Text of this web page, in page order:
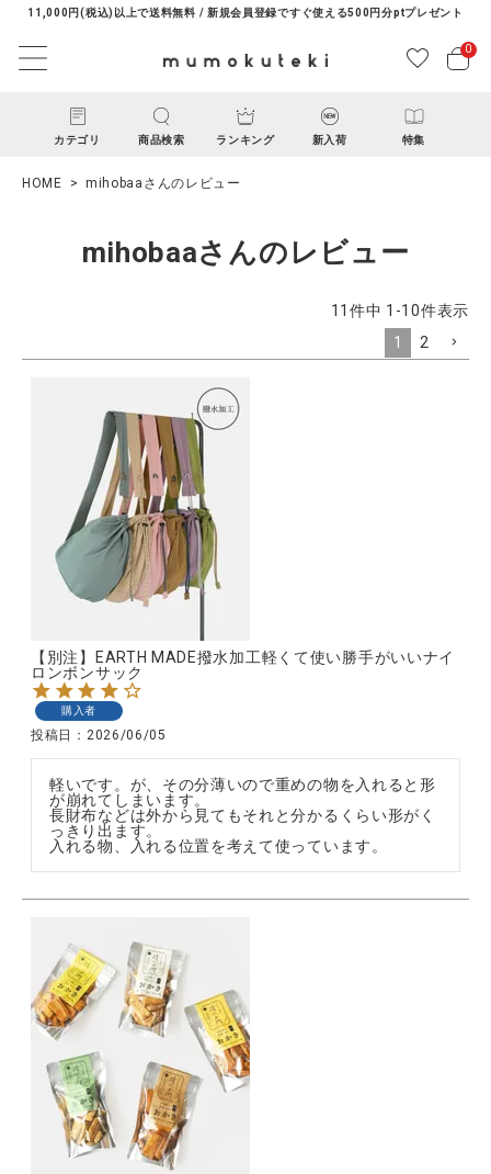
11,000円(税込)以上で送料無料 / 新規会員登録ですぐ使える500円分ptプレゼント
0
カテゴリ 商品検索 ランキング 新入荷 特集
ACCOUNT MENU
ログイン
CATEGORY
ファッション雑貨
生活雑貨
食品
ブランド
全ての商品
CONTENTS
特集
ご利用ガイド
HOME mihobaaさんのレビュー
mihobaaさんのレビュー
11 件中 1 -10件表示
1
2
【別注】EARTH MADE撥水加工軽くて使い勝手がいいナイ
ロンボンサック
購入者
投稿日 2026/06/05
軽いです。が、その分薄いので重めの物を入れると形
が崩れてしまいます。
長財布などは外から見てもそれと分かるくらい形がく
っきり出ます。
入れる物、入れる位置を考えて使っています。